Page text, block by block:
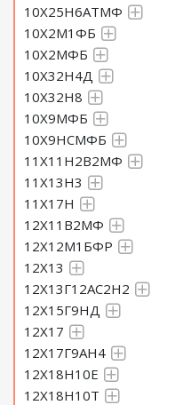
10Х25Н6АТМФ
10Х2М1ФБ
10Х2МФБ
10Х32Н4Д
10Х32Н8
10Х9МФБ
10Х9НСМФБ
11Х11Н2В2МФ
11Х13Н3
11Х17Н
12Х11В2МФ
12Х12М1БФР
12Х13
12Х13Г12АС2Н2
12Х15Г9НД
12Х17
12Х17Г9АН4
12Х18Н10Е
12Х18Н10Т